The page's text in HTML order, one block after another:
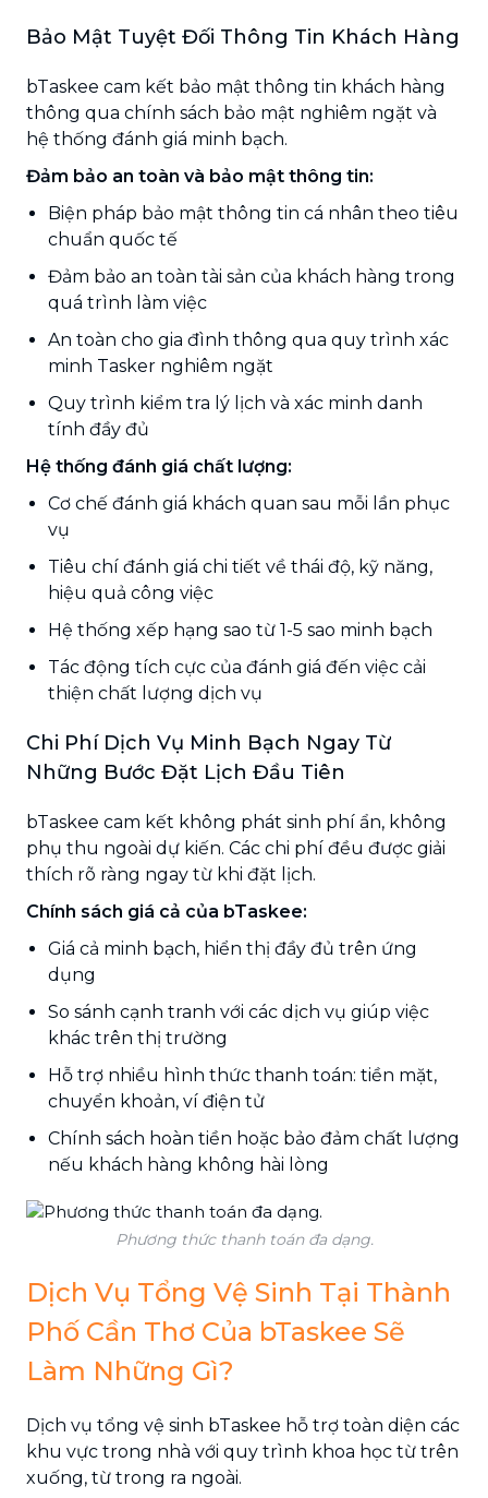
Bảo Mật Tuyệt Đối Thông Tin Khách Hàng
bTaskee cam kết bảo mật thông tin khách hàng
thông qua chính sách bảo mật nghiêm ngặt và
hệ thống đánh giá minh bạch.
Đảm bảo an toàn và bảo mật thông tin:
Biện pháp bảo mật thông tin cá nhân theo tiêu
chuẩn quốc tế
Đảm bảo an toàn tài sản của khách hàng trong
quá trình làm việc
An toàn cho gia đình thông qua quy trình xác
minh Tasker nghiêm ngặt
Quy trình kiểm tra lý lịch và xác minh danh
tính đầy đủ
Hệ thống đánh giá chất lượng:
Cơ chế đánh giá khách quan sau mỗi lần phục
vụ
Tiêu chí đánh giá chi tiết về thái độ, kỹ năng,
hiệu quả công việc
Hệ thống xếp hạng sao từ 1-5 sao minh bạch
Tác động tích cực của đánh giá đến việc cải
thiện chất lượng dịch vụ
Chi Phí Dịch Vụ Minh Bạch Ngay Từ
Những Bước Đặt Lịch Đầu Tiên
bTaskee cam kết không phát sinh phí ẩn, không
phụ thu ngoài dự kiến. Các chi phí đều được giải
thích rõ ràng ngay từ khi đặt lịch.
Chính sách giá cả của bTaskee:
Giá cả minh bạch, hiển thị đầy đủ trên ứng
dụng
So sánh cạnh tranh với các dịch vụ giúp việc
khác trên thị trường
Hỗ trợ nhiều hình thức thanh toán: tiền mặt,
chuyển khoản, ví điện tử
Chính sách hoàn tiền hoặc bảo đảm chất lượng
nếu khách hàng không hài lòng
Phương thức thanh toán đa dạng.
Dịch Vụ Tổng Vệ Sinh Tại Thành
Phố Cần Thơ Của bTaskee Sẽ
Làm Những Gì?
Dịch vụ tổng vệ sinh bTaskee hỗ trợ toàn diện các
khu vực trong nhà với quy trình khoa học từ trên
xuống, từ trong ra ngoài.